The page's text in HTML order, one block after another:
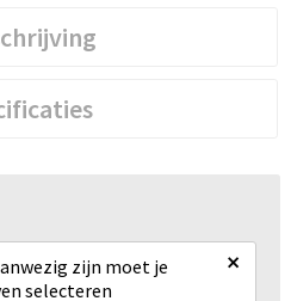
zijn moet je
selecteren
×